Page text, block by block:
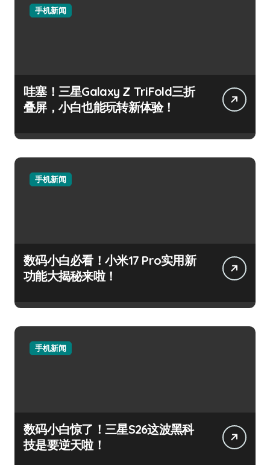
手机新闻
哇塞！三星Galaxy Z TriFold三折
叠屏，小白也能玩转新体验！
手机新闻
数码小白必看！小米17 Pro实用新
功能大揭秘来啦！
手机新闻
数码小白惊了！三星S26这波黑科
技是要逆天啦！